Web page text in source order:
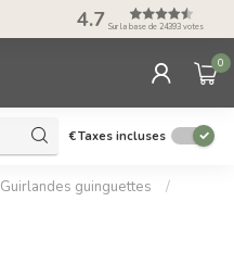
Service : du lundi
17.00
4.7 Sur la base de 24393 votes
0
€Taxes incluses
Guirlandes guinguettes
/